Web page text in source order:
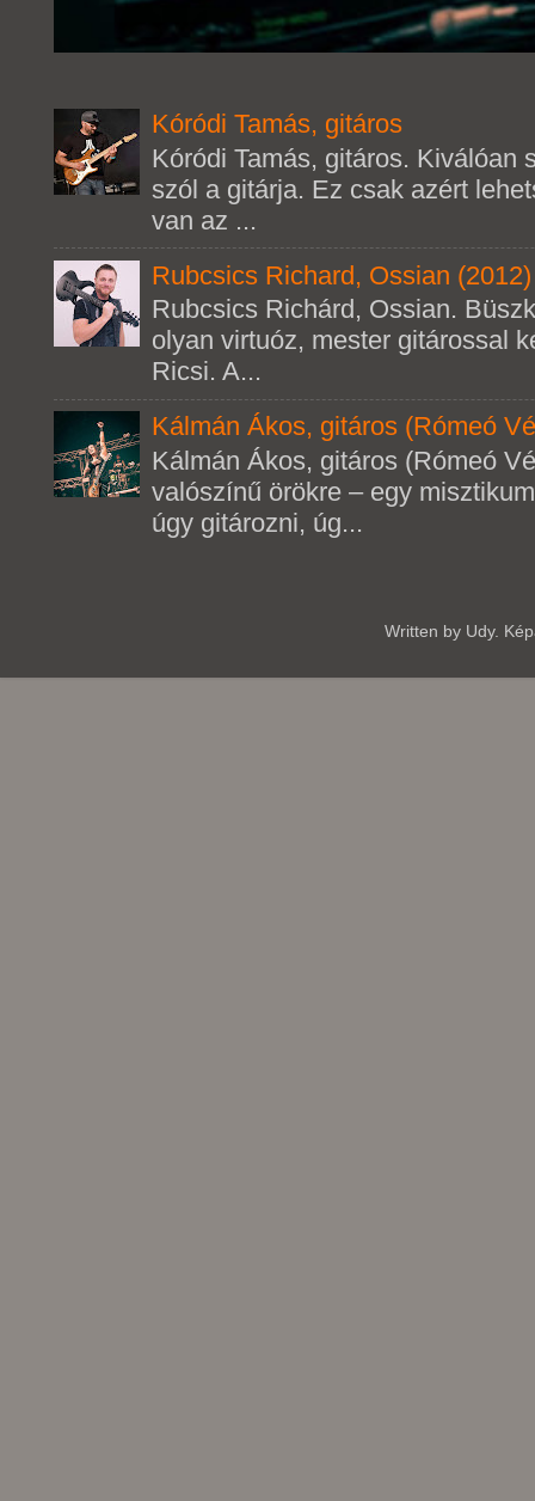
Kóródi Tamás, gitáros
Kóródi Tamás, gitáros. Kiválóan
szól a gitárja. Ez csak azért
van az ...
Rubcsics Richard, Ossian (2012)
Rubcsics Richárd, Ossian.
olyan virtuóz, mester gitárossal
Ricsi. A...
Kálmán Ákos, gitáros (Rómeó
Kálmán Ákos, gitáros (Rómeó
valószínű örökre – egy
úgy gitározni, úg...
Written by Udy.